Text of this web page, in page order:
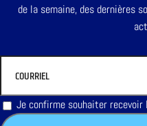
de la semaine, des dernières
Je confirme souhaiter